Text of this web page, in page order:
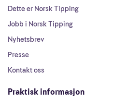
Dette er Norsk Tipping
Jobb i Norsk Tipping
Nyhetsbrev
Presse
Kontakt oss
Praktisk informasjon